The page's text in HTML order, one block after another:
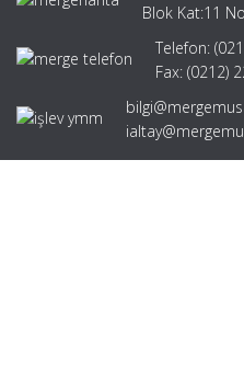
Blok Kat:11
Telefon:
Fax: (0212)